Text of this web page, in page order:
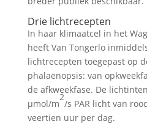
Drie lichtrecepten
In haar klimaatcel in het
heeft Van Tongerlo
lichtrecepten toegepast op
phalaenopsis: van
de afkweekfase. De
µmol/m
2
/s PAR licht van
veertien uur per dag.